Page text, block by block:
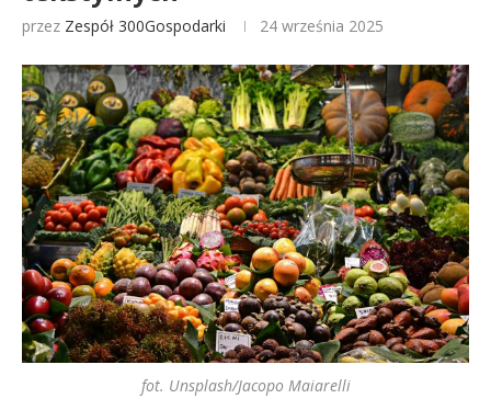
przez Zespół 300Gospodarki 24 września 2025
fot. Unsplash/Jacopo Maiarelli